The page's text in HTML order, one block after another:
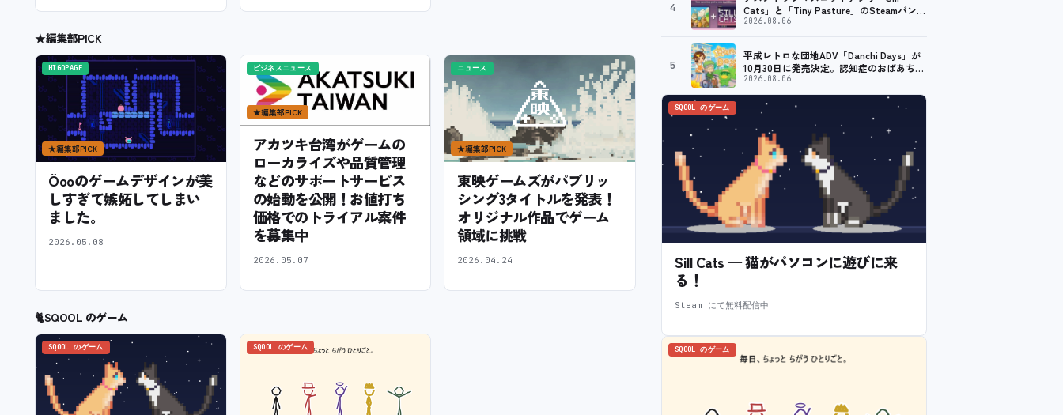
★編集部PICK
HIGOPAGE
★編集部PICK
Öooのゲームデザインが美
しすぎて嫉妬してしまい
ました。
2026.05.08
ビジネスニュース
★編集部PICK
アカツキ台湾がゲームの
ローカライズや品質管理
などのサポートサービス
の始動を公開！お値打ち
価格でのトライアル案件
を募集中
2026.05.07
ニュース
★編集部PICK
東映ゲームズがパブリッ
シング3タイトルを発表！
オリジナル作品でゲーム
領域に挑戦
2026.04.24
🐈SQOOL のゲーム
SQOOL のゲーム SQOOL のゲーム
4
Cats」と「Tiny Pasture」のSteamバンド
ルセットが販売開始。通常価格より10%割
2026.08.06
5
平成レトロな団地ADV「Danchi Days」が
10月30日に発売決定。認知症のおばあちゃ
んのために夏祭り復活を目指す
2026.08.06
SQOOL のゲーム
Sill Cats — 猫がパソコンに遊びに来
る！
Steam にて無料配信中
SQOOL のゲーム